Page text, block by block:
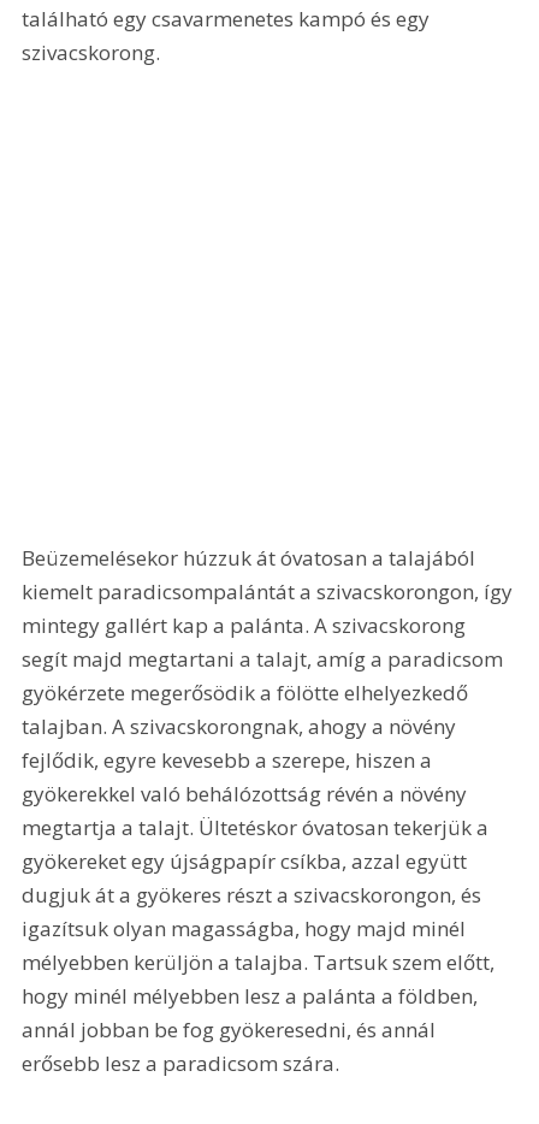
található egy csavarmenetes kampó és egy
szivacskorong.
Beüzemelésekor húzzuk át óvatosan a talajából
kiemelt paradicsompalántát a szivacskorongon, így
mintegy gallért kap a palánta. A szivacskorong
segít majd megtartani a talajt, amíg a paradicsom
gyökérzete megerősödik a fölötte elhelyezkedő
talajban. A szivacskorongnak, ahogy a növény
fejlődik, egyre kevesebb a szerepe, hiszen a
gyökerekkel való behálózottság révén a növény
megtartja a talajt. Ültetéskor óvatosan tekerjük a
gyökereket egy újságpapír csíkba, azzal együtt
dugjuk át a gyökeres részt a szivacskorongon, és
igazítsuk olyan magasságba, hogy majd minél
mélyebben kerüljön a talajba. Tartsuk szem előtt,
hogy minél mélyebben lesz a palánta a földben,
annál jobban be fog gyökeresedni, és annál
erősebb lesz a paradicsom szára.